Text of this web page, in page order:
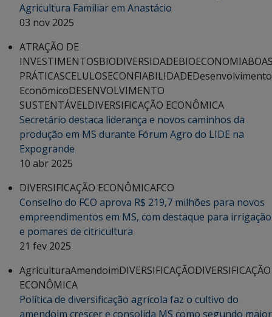
Agricultura Familiar em Anastácio
03 nov 2025
ATRAÇÃO DE
INVESTIMENTOSBIODIVERSIDADEBIOECONOMIA
PRÁTICASCELULOSECONFIABILIDADEDesenvolvimento
EconômicoDESENVOLVIMENTO
SUSTENTÁVELDIVERSIFICAÇÃO ECONÔMICA
Secretário destaca liderança e novos caminhos da
produção em MS durante Fórum Agro do LIDE na
Expogrande
10 abr 2025
DIVERSIFICAÇÃO ECONÔMICAFCO
Conselho do FCO aprova R$ 219,7 milhões para novos
empreendimentos em MS, com destaque para irrigação
e pomares de citricultura
21 fev 2025
AgriculturaAmendoimDIVERSIFICAÇÃODIVERSIFICAÇÃO
ECONÔMICA
Política de diversificação agrícola faz o cultivo do
amendoim crescer e consolida MS como segundo maior